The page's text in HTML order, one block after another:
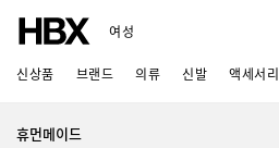
여성
신상품 브랜드 의류 신발 액세서리
휴먼메이드